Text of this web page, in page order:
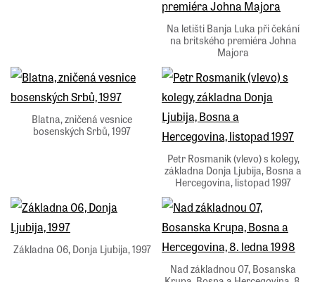
Na letišti Banja Luka při čekání
na britského premiéra Johna
Majora
Blatna, zničená vesnice
bosenských Srbů, 1997
Petr Rosmanik (vlevo) s kolegy,
základna Donja Ljubija, Bosna a
Hercegovina, listopad 1997
Základna 06, Donja Ljubija, 1997
Nad základnou 07, Bosanska